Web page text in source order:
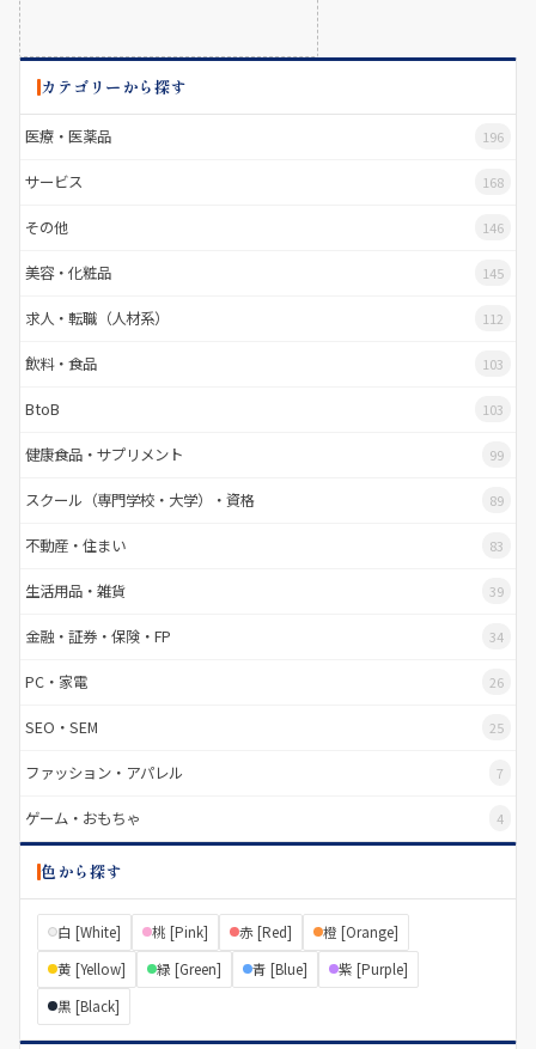
カテゴリーから探す
医療・医薬品 196
サービス 168
その他 146
美容・化粧品 145
求人・転職（人材系） 112
飲料・食品 103
BtoB 103
健康食品・サプリメント 99
スクール（専門学校・大学）・資格 89
不動産・住まい 83
生活用品・雑貨 39
金融・証券・保険・FP 34
PC・家電 26
SEO・SEM 25
ファッション・アパレル 7
ゲーム・おもちゃ 4
色から探す
白 [White] 桃 [Pink] 赤 [Red]
橙 [Orange]
黄 [Yellow]
緑 [Green] 青 [Blue]
紫 [Purple]
黒 [Black]